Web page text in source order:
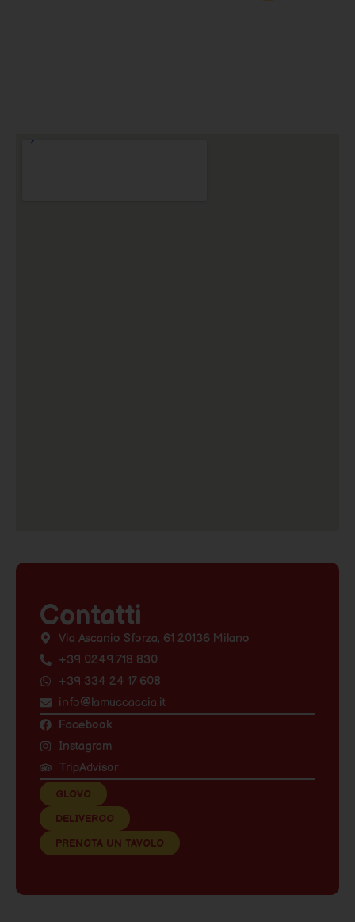
Contatti
Via Ascanio Sforza, 61 20136 Milano
+39 0249 718 830
+39 334 24 17 608
info@lamuccaccia.it
Facebook
Instagram
TripAdvisor
GLOVO
DELIVEROO
PRENOTA UN TAVOLO